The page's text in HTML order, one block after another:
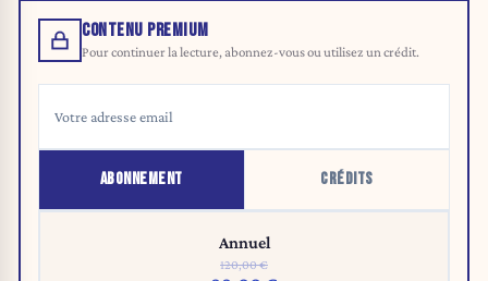
CONTENU PREMIUM
Pour continuer la lecture, abonnez-vous ou utilisez un crédit.
ABONNEMENT CRÉDITS
Annuel
120,00 €